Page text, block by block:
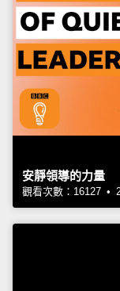
安靜領導的力量
觀看次數：16127 •